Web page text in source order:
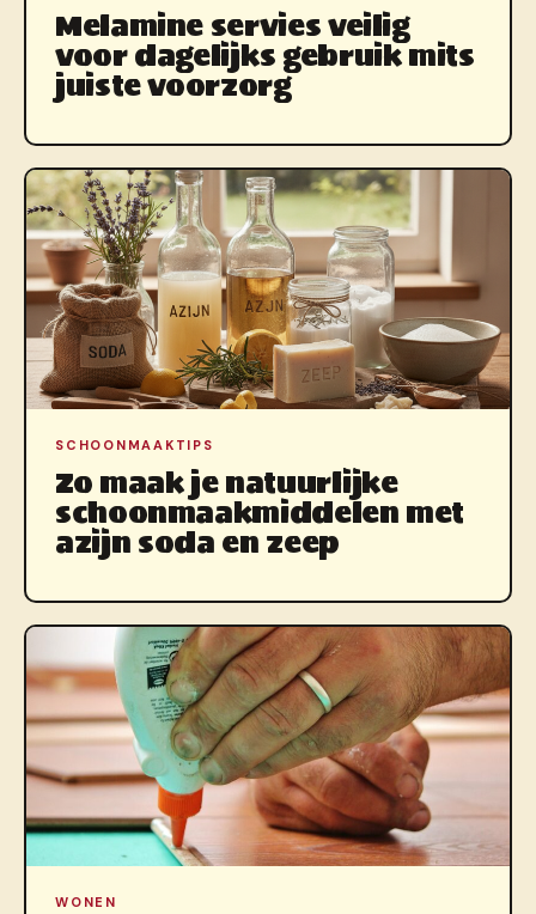
Melamine servies veilig
voor dagelijks gebruik mits
juiste voorzorg
SCHOONMAAKTIPS
Zo maak je natuurlijke
schoonmaakmiddelen met
azijn soda en zeep
WONEN